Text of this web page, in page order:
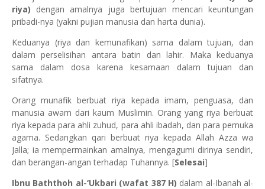
riya) dengan amalnya juga bertujuan mencari keuntungan
pribadi-nya (yakni pujian manusia dan harta dunia).
Keduanya (riya dan kemunafikan) sama dalam tujuan, dan
dalam perselisihan antara batin dan lahir. Maka keduanya
sama dalam dosa karena kesamaan dalam tujuan dan
sifatnya.
Orang munafik berbuat riya kepada imam, penguasa, dan
manusia awam dari kaum Muslimin. Orang yang riya berbuat
riya kepada para ahli zuhud, para ahli ibadah, dan para pemuka
agama. Sedangkan qari berbuat riya kepada Allah Azza wa
Jalla; ia mempermainkan amalnya, mengagumi dirinya sendiri,
dan berangan-angan terhadap Tuhannya. [Selesai]
Ibnu Baththoh al-‘Ukbari (wafat 387 H) dalam al-Ibanah al-